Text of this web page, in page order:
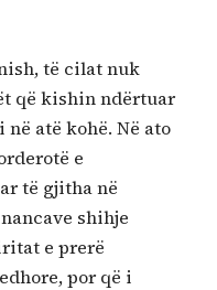
të cilat nuk
që kishin ndërtuar
atë kohë. Në ato
e
të gjitha në
shihje
e prerë
por që i